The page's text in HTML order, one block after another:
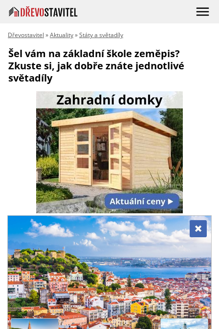
Dřevostavitel »Aktuality»Státy a světadíly
Šel vám na základní škole zeměpis?
Zkuste si, jak dobře znáte jednotlivé
světadíly